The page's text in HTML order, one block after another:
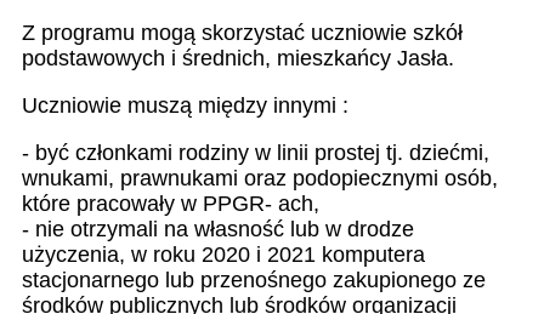
Z programu mogą skorzystać uczniowie szkół
podstawowych i średnich, mieszkańcy Jasła.
Uczniowie muszą między innymi :
- być członkami rodziny w linii prostej tj. dziećmi,
wnukami, prawnukami oraz podopiecznymi osób,
które pracowały w PPGR- ach,
- nie otrzymali na własność lub w drodze
użyczenia, w roku 2020 i 2021 komputera
stacjonarnego lub przenośnego zakupionego ze
środków publicznych lub środków organizacji